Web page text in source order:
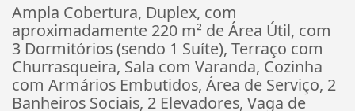
Ampla Cobertura, Duplex, com
aproximadamente 220 m² de Área Útil, com
3 Dormitórios (sendo 1 Suíte), Terraço com
Churrasqueira, Sala com Varanda, Cozinha
com Armários Embutidos, Área de Serviço, 2
Banheiros Sociais, 2 Elevadores, Vaga de